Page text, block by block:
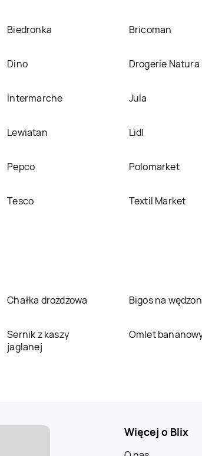
Biedronka Bricoman
Dino Drogerie Natura
Intermarche Jula
Lewiatan Lidl
Pepco Polomarket
Tesco Textil Market
Chałka drożdżowa Bigos na
Sernik z kaszy
jaglanej
Omlet
Więcej o Blix